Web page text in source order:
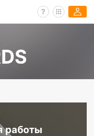
работы